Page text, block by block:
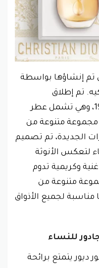
تم إنشاؤها بواسطة
تم إطلاق
المجموعة الأصلية في عام 1999، وهي تشمل عطر
مجموعة متنوعة من
الجديدة، تم تصميم
لتعكس الأنوثة
وكريمية تدوم
متنوعة من
مناسبة لجميع الأذواق
للنساء
يتمتع برائحة